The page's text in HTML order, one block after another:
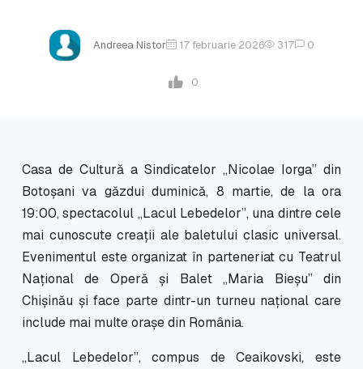
Andreea Nistor 17 februarie 2026 317 0
0
Casa de Cultură a Sindicatelor „Nicolae Iorga” din
Botoșani va găzdui duminică, 8 martie, de la ora
19:00, spectacolul „Lacul Lebedelor”, una dintre cele
mai cunoscute creații ale baletului clasic universal.
Evenimentul este organizat în parteneriat cu Teatrul
Național de Operă și Balet „Maria Bieșu” din
Chișinău și face parte dintr-un turneu național care
include mai multe orașe din România.
„Lacul Lebedelor”, compus de Ceaikovski, este